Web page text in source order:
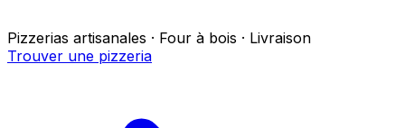
Pizzerias artisanales · Four à bois · Livraison
Trouver une pizzeria